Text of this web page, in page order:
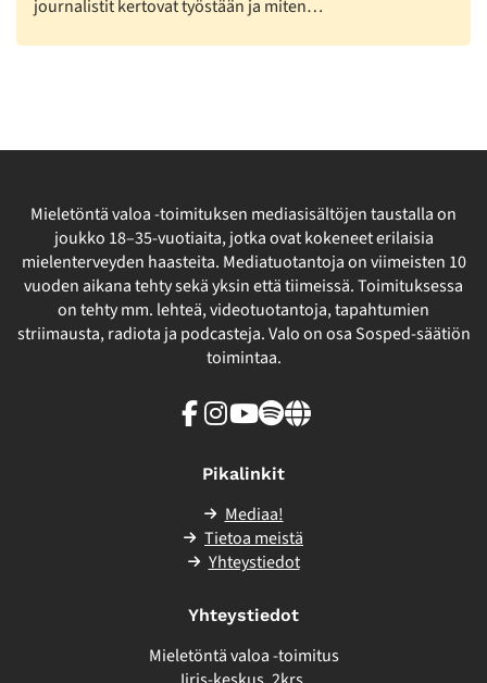
journalistit kertovat työstään ja miten…
Mieletöntä valoa -toimituksen mediasisältöjen taustalla on
joukko 18–35-vuotiaita, jotka ovat kokeneet erilaisia
mielenterveyden haasteita. Mediatuotantoja on viimeisten 10
vuoden aikana tehty sekä yksin että tiimeissä. Toimituksessa
on tehty mm. lehteä, videotuotantoja, tapahtumien
striimausta, radiota ja podcasteja. Valo on osa Sosped-säätiön
toimintaa.
Facebook
Instagram
Youtube
SpotifyLinkki
Pikalinkit
Mediaa!
Tietoa meistä
Yhteystiedot
Yhteystiedot
Mieletöntä valoa -toimitus